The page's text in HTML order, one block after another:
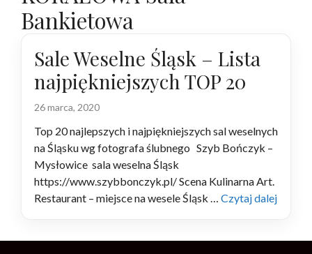
Bankietowa
Sale Weselne Śląsk – Lista
najpiękniejszych TOP 20
26 marca, 2020
Top 20 najlepszych i najpiękniejszych sal weselnych
na Śląsku wg fotografa ślubnego Szyb Bończyk –
Mysłowice sala weselna Śląsk
https://www.szybbonczyk.pl/ Scena Kulinarna Art.
Restaurant – miejsce na wesele Śląsk … Czytaj dalej